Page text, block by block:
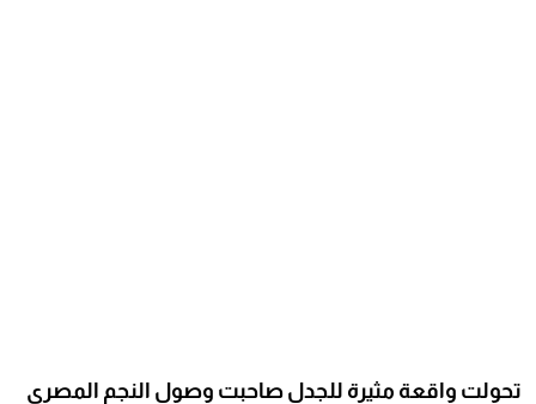
تحولت واقعة مثيرة للجدل صاحبت وصول النجم المصري